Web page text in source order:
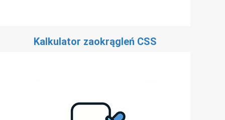
Kalkulator zaokrągleń CSS